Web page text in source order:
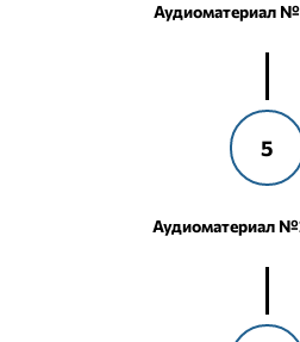
Аудиоматериал
5
Аудиоматериал